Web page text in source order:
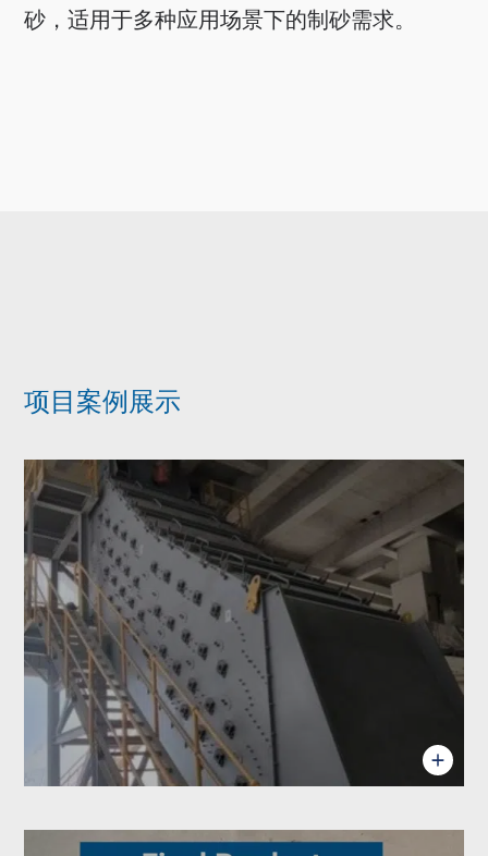
砂，适用于多种应用场景下的制砂需求。
项目案例展示